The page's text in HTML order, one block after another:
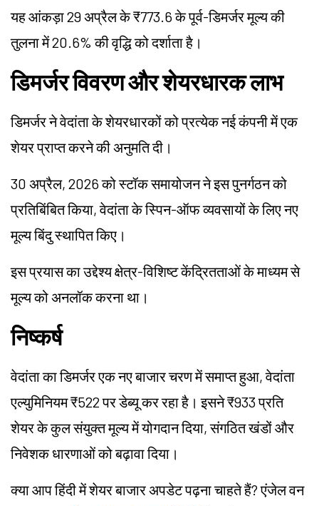
यह आंकड़ा 29 अप्रैल के ₹773.6 के पूर्व-डिमर्जर मूल्य की
तुलना में 20.6% की वृद्धि को दर्शाता है।
डिमर्जर विवरण और शेयरधारक लाभ
डिमर्जर ने वेदांता के शेयरधारकों को प्रत्येक नई कंपनी में एक
शेयर प्राप्त करने की अनुमति दी।
30 अप्रैल, 2026 को स्टॉक समायोजन ने इस पुनर्गठन को
प्रतिबिंबित किया, वेदांता के स्पिन-ऑफ व्यवसायों के लिए नए
मूल्य बिंदु स्थापित किए।
इस प्रयास का उद्देश्य क्षेत्र-विशिष्ट केंद्रितताओं के माध्यम से
मूल्य को अनलॉक करना था।
निष्कर्ष
वेदांता का डिमर्जर एक नए बाजार चरण में समाप्त हुआ, वेदांता
एल्युमिनियम ₹522 पर डेब्यू कर रहा है। इसने ₹933 प्रति
शेयर के कुल संयुक्त मूल्य में योगदान दिया, संगठित खंडों और
निवेशक धारणाओं को बढ़ावा दिया।
क्या आप हिंदी में शेयर बाजार अपडेट पढ़ना चाहते हैं? एंजेल वन